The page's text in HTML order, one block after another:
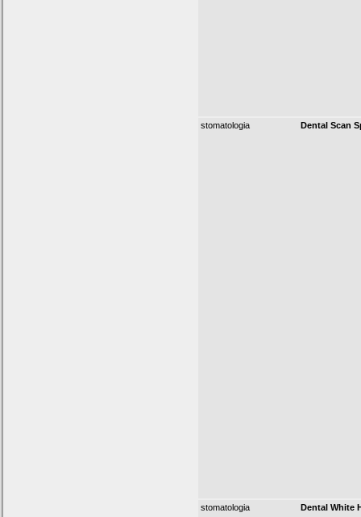
stomatologia Dental Scan
stomatologia Dental White